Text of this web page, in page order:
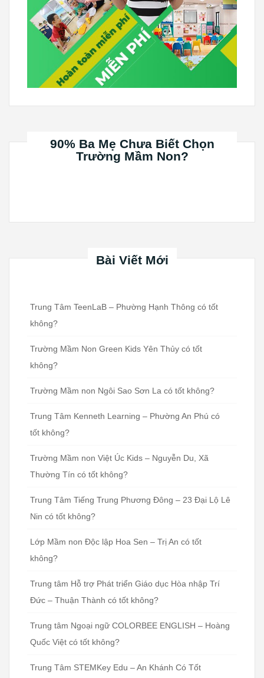
90% Ba Mẹ Chưa Biết Chọn
Trường Mầm Non?
Bài Viết Mới
Trung Tâm TeenLaB – Phường Hạnh Thông có tốt
không?
Trường Mầm Non Green Kids Yên Thủy có tốt
không?
Trường Mầm non Ngôi Sao Sơn La có tốt không?
Trung Tâm Kenneth Learning – Phường An Phú có
tốt không?
Trường Mầm non Việt Úc Kids – Nguyễn Du, Xã
Thường Tín có tốt không?
Trung Tâm Tiếng Trung Phương Đông – 23 Đại Lộ Lê
Nin có tốt không?
Lớp Mầm non Độc lập Hoa Sen – Trị An có tốt
không?
Trung tâm Hỗ trợ Phát triển Giáo dục Hòa nhập Trí
Đức – Thuận Thành có tốt không?
Trung tâm Ngoại ngữ COLORBEE ENGLISH – Hoàng
Quốc Việt có tốt không?
Trung Tâm STEMKey Edu – An Khánh Có Tốt